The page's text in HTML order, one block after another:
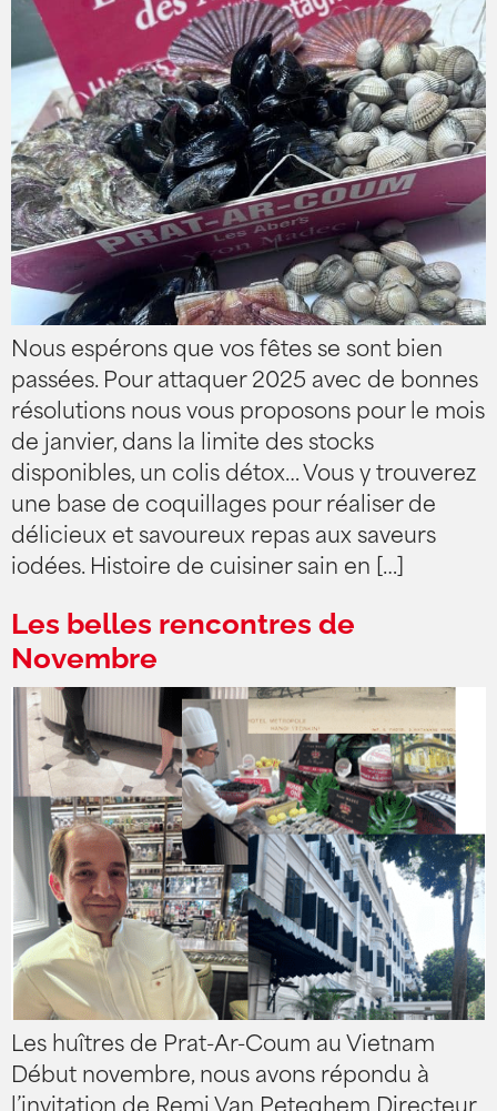
Nous espérons que vos fêtes se sont bien
passées. Pour attaquer 2025 avec de bonnes
résolutions nous vous proposons pour le mois
de janvier, dans la limite des stocks
disponibles, un colis détox… Vous y trouverez
une base de coquillages pour réaliser de
délicieux et savoureux repas aux saveurs
iodées. Histoire de cuisiner sain en […]
Les belles rencontres de
Novembre
Les huîtres de Prat-Ar-Coum au Vietnam
Début novembre, nous avons répondu à